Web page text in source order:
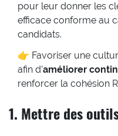
pour leur donner les
efficace conforme au
candidats.
👉 Favoriser une
afin d’améliorer
renforcer la cohésion
1. Mettre des